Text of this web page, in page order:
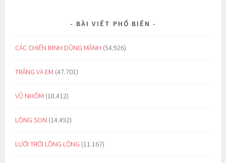
BÀI VIẾT PHỔ BIẾN
CÁC CHIẾN BINH DŨNG MÃNH (54.926)
TRĂNG VÀ EM (47.701)
VŨ NHÔM (18.412)
LÒNG SON (14.492)
LƯỚI TRỜI LỒNG LỘNG (11.167)